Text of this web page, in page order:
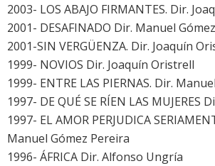
2003- LOS ABAJO FIRMANTES. Dir.
2001- DESAFINADO Dir. Manuel
2001-SIN VERGÜENZA. Dir. Joaquín
1999- NOVIOS Dir. Joaquín Oristrell
1999- ENTRE LAS PIERNAS. Dir.
1997- DE QUÉ SE RÍEN LAS MUJERES
1997- EL AMOR PERJUDICA
Manuel Gómez Pereira
1996- ÁFRICA Dir. Alfonso Ungría